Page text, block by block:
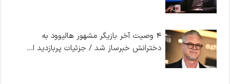
۴ وصیت آخر بازیگر مشهور هالیوود به
دخترانش خبرساز شد / جزئیات پربازدید ا...